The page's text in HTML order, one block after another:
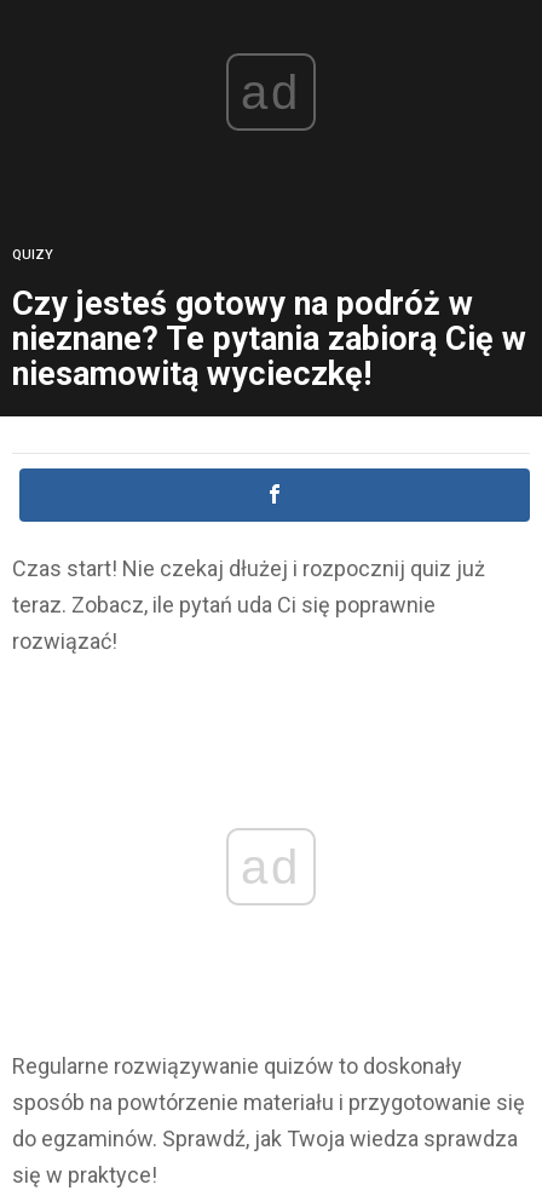
ad
QUIZY
Czy jesteś gotowy na podróż w
nieznane? Te pytania zabiorą Cię w
niesamowitą wycieczkę!
Czas start! Nie czekaj dłużej i rozpocznij quiz już
teraz. Zobacz, ile pytań uda Ci się poprawnie
rozwiązać!
ad
Regularne rozwiązywanie quizów to doskonały
sposób na powtórzenie materiału i przygotowanie się
do egzaminów. Sprawdź, jak Twoja wiedza sprawdza
się w praktyce!